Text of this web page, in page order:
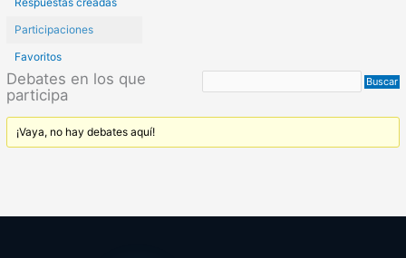
Participaciones
Favoritos
Debates en los que
participa
¡Vaya, no hay debates aquí!